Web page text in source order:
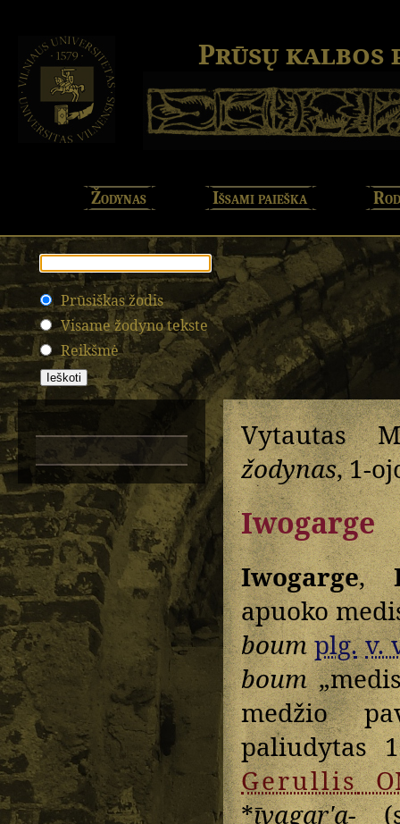
Prūsų kalbos
Žodynas Išsami paieška
Prūsiškas žodis
Visame žodyno tekste
Reikšmė
Vytautas
žodynas, 1-
Iwogarge
Iwogarge,
apuoko
boum plg. v.
boum
medžio
paliudytas
Gerullis
*īvagarʹa-